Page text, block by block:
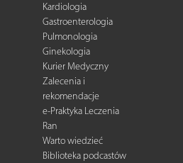
Kardiologia
Gastroenterologia
Pulmonologia
Ginekologia
Kurier Medyczny
Zalecenia i
rekomendacje
e-Praktyka Leczenia
Ran
Warto wiedzieć
Biblioteka podcastów